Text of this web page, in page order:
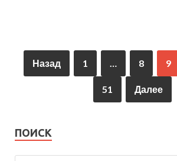
Назад 1 8 9
51 Далее
ПОИСК